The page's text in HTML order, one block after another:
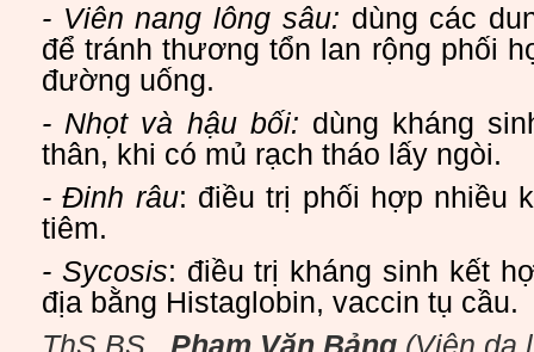
- Viên nang lông sâu: dùng các
để tránh thương tổn lan rộng phối
đường uống.
- Nhọt và hậu bối: dùng kháng
thân, khi có mủ rạch tháo lấy ngòi.
- Đinh râu: điều trị phối hợp nhiều
tiêm.
- Sycosis: điều trị kháng sinh kết
địa bằng Histaglobin, vaccin tụ cầu.
ThS.BS.
Phạm Văn Bảng (Viện da